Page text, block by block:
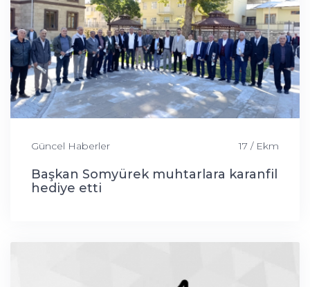
Güncel Haberler 17 / Ekm
Başkan Somyürek muhtarlara karanfil
hediye etti